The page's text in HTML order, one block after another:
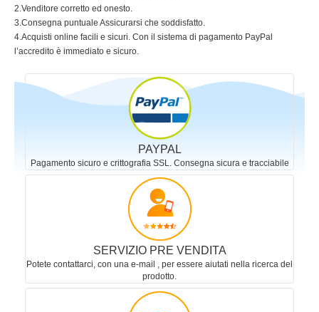
2.Venditore corretto ed onesto.
3.Consegna puntuale Assicurarsi che soddisfatto.
4.Acquisti online facili e sicuri. Con il sistema di pagamento PayPal
l’accredito è immediato e sicuro.
PAYPAL
Pagamento sicuro e crittografia SSL. Consegna sicura e tracciabile
SERVIZIO PRE VENDITA
Potete contattarci, con una e-mail , per essere aiutati nella ricerca del
prodotto.